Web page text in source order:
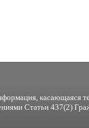
касающаяся
Статьи 437(2)